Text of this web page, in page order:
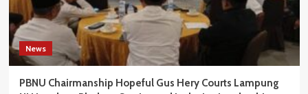
News
PBNU Chairmanship Hopeful Gus Hery Courts Lampung